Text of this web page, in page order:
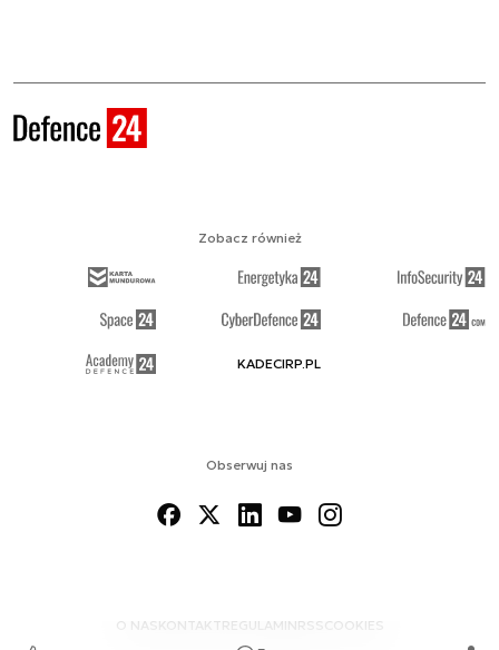
Obserwuj nas
O NAS KONTAKTREGULAMINRSS COOKIES
Zobacz również
KADECIRP.PL